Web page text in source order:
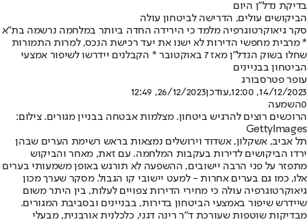
בדיקת נדל"ן היום
הביקושים עולים, הדרישה לביטחון עולה
סקר גיאוקרטוגרפיה מלמד כי הירידה החדה ביותר במלחמה נרשמה בת"א
* מרבית מחפשי הדירות לא ישנו את יעד רכישת הנכס, למרות התמורות
שחלו בשוק הנדל"ן מאז 7 באוקטובר * הקבלנים יידרשו לשיפור אמצעי
הביטחון בבניינים
עופר פטרסבורג
14/12/2023, 12:00
,עודכן26/12/2023, 12:49
0השמעה
הרוכשים רוצים להרגיש ביטחון. מצלמות אבטחה בבניין מגורים. צילום:
GettyImages
תל אביב, אשקלון, אשדוד וירושלים נמצאות בראש רשימת הערים שבהן
ירדו הביקושים לדירות בעקבות המלחמה. עם זאת, מאחר והביקוש
מתפזר על פני הרבה יישובים, ההשפעה לא תורגש באופן משמעותי בערים
אלו, כמו גם בערים אחרות - למעט יישובי קו הגבול. מסקר שערך מכון
גיאוקרטוגרפיה עולה כי מחירי הדירות צפויים לעלות, בין היתר משום
שיידרש שיפור באמצעי הביטחון בדירות, בבניינים ובסביבת המגורים.
מבדיקות שוטפות שעורכת ד"ר רינה דגני, כלכלנית אורבנית, מבעלי